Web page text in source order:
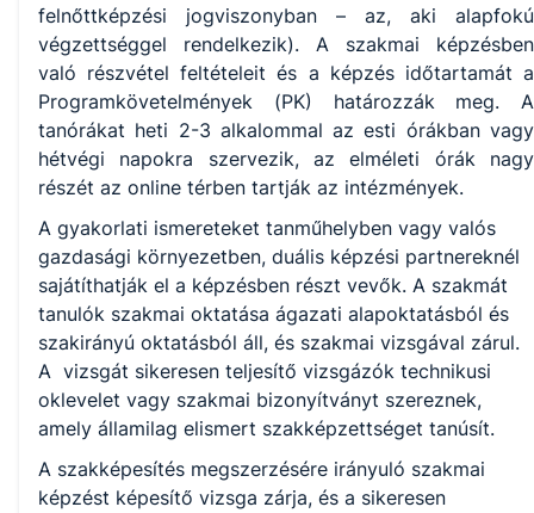
felnőttképzési jogviszonyban – az, aki alapfokú
végzettséggel rendelkezik). A szakmai képzésben
való részvétel feltételeit és a képzés időtartamát a
Programkövetelmények (PK) határozzák meg. A
tanórákat heti 2-3 alkalommal az esti órákban vagy
hétvégi napokra szervezik, az elméleti órák nagy
részét az online térben tartják az intézmények.
A gyakorlati ismereteket tanműhelyben vagy valós
gazdasági környezetben, duális képzési partnereknél
sajátíthatják el a képzésben részt vevők. A szakmát
tanulók szakmai oktatása ágazati alapoktatásból és
szakirányú oktatásból áll, és szakmai vizsgával zárul.
A vizsgát sikeresen teljesítő vizsgázók technikusi
oklevelet vagy szakmai bizonyítványt szereznek,
amely államilag elismert szakképzettséget tanúsít.
A szakképesítés megszerzésére irányuló szakmai
képzést képesítő vizsga zárja, és a sikeresen